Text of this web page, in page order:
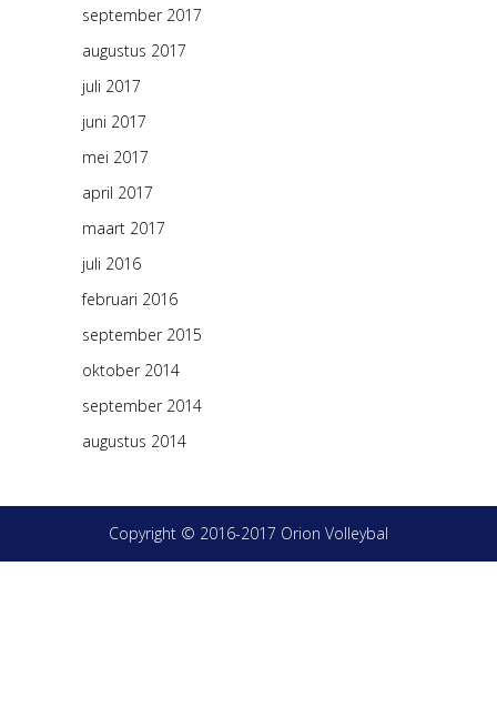
september 2017
augustus 2017
juli 2017
juni 2017
mei 2017
april 2017
maart 2017
juli 2016
februari 2016
september 2015
oktober 2014
september 2014
augustus 2014
Copyright © 2016-2017 Orion Volleybal